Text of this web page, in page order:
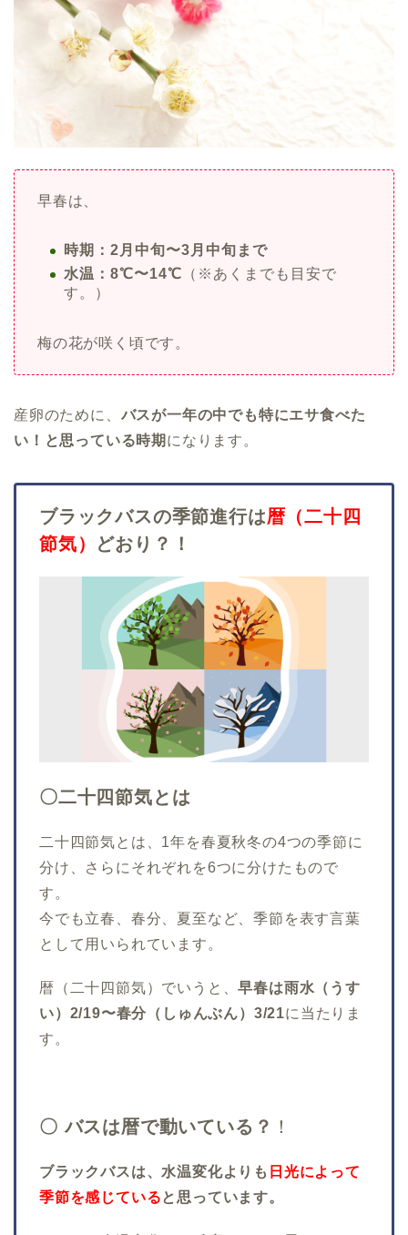
早春は、
時期：2月中旬〜3月中旬まで
水温：8℃〜14℃ （※あくまでも目安で
す。）
梅の花が咲く頃です。
産卵のために、 バスが一年の中でも特にエサ食べた
い！と思っている時期 になります。
ブラックバスの季節進行は暦（二十四
節気）
どおり？！
〇二十四節気とは
二十四節気とは、1年を春夏秋冬の4つの季節に
分け、さらにそれぞれを6つに分けたもので
す。
今でも立春、春分、夏至など、季節を表す言葉
として用いられています。
暦（二十四節気）でいうと、早春は雨水（うす
い）2/19〜春分（しゅんぶん）3/21に当たりま
す。
〇 バスは暦で動いている？ ！
ブラックバスは、水温変化よりも 日光によって
季節を感じていると思っています。